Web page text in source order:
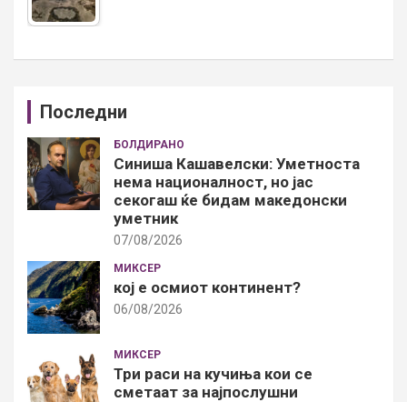
Последни
БОЛДИРАНО
Синиша Кашавелски: Уметноста
нема националност, но јас
секогаш ќе бидам македонски
уметник
07/08/2026
МИКСЕР
кој е осмиот континент?
06/08/2026
МИКСЕР
Три раси на кучиња кои се
сметаат за најпослушни